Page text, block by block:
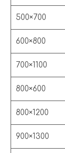
500×700
600×800
700×1100
800×600
800×1200
900×1300